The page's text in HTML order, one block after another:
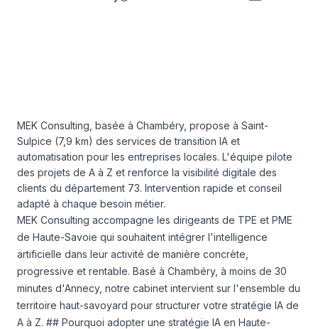
MEK Consulting, basée à Chambéry, propose à Saint-
Sulpice (7,9 km) des services de transition IA et
automatisation pour les entreprises locales. L'équipe pilote
des projets de A à Z et renforce la visibilité digitale des
clients du département 73. Intervention rapide et conseil
adapté à chaque besoin métier.
MEK Consulting accompagne les dirigeants de TPE et PME
de Haute-Savoie qui souhaitent intégrer l'intelligence
artificielle dans leur activité de manière concrète,
progressive et rentable. Basé à Chambéry, à moins de 30
minutes d'Annecy, notre cabinet intervient sur l'ensemble du
territoire haut-savoyard pour structurer votre stratégie IA de
A à Z. ## Pourquoi adopter une stratégie IA en Haute-